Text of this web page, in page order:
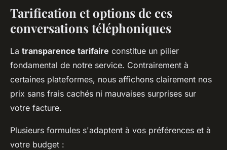
Tarification et options de ces
conversations téléphoniques
La transparence tarifaire constitue un pilier
fondamental de notre service. Contrairement à
certaines plateformes, nous affichons clairement nos
prix sans frais cachés ni mauvaises surprises sur
votre facture.
Plusieurs formules s'adaptent à vos préférences et à
votre budget :